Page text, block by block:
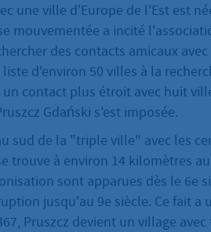
une ville d'Europe de l'Est est
mouvementée a incité
des contacts amicaux
d'environ 50 villes à la
contact plus étroit avec huit
Gdański s'est imposée.
sud de la "triple ville" avec les
trouve à environ 14 kilomètres
sont apparues dès le 6e
jusqu'au 9e siècle. Ce fait a
Pruszcz devient un village